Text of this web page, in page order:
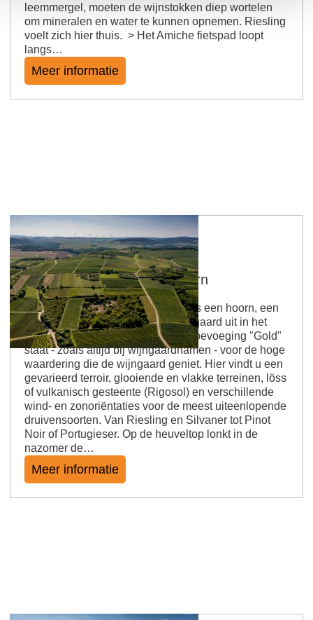
leemmergel, moeten de wijnstokken diep wortelen
om mineralen en water te kunnen opnemen. Riesling
voelt zich hier thuis. > Het Amiche fietspad loopt
langs…
Meer informatie
Siefersheimer Goldenes Horn
Heide in bloei op de Winzeralm Als een hoorn, een
puntige berg, steekt deze ene wijngaard uit in het
landschap, vandaar de naam. De toevoeging "Gold"
staat - zoals altijd bij wijngaardnamen - voor de hoge
waardering die de wijngaard geniet. Hier vindt u een
gevarieerd terroir, glooiende en vlakke terreinen, löss
of vulkanisch gesteente (Rigosol) en verschillende
wind- en zonoriëntaties voor de meest uiteenlopende
druivensoorten. Van Riesling en Silvaner tot Pinot
Noir of Portugieser. Op de heuveltop lonkt in de
nazomer de…
Meer informatie